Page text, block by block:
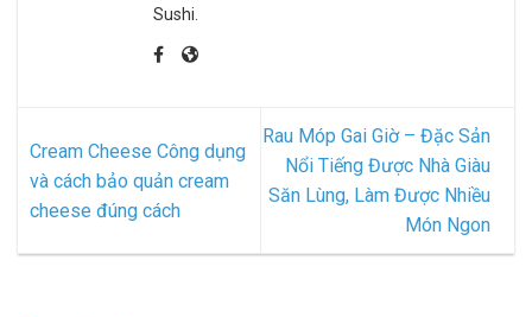
Sushi.
Cream Cheese Công dụng
và cách bảo quản cream
cheese đúng cách
Rau Móp Gai Giờ – Đặc Sản
Nổi Tiếng Được Nhà Giàu
Săn Lùng, Làm Được Nhiều
Món Ngon